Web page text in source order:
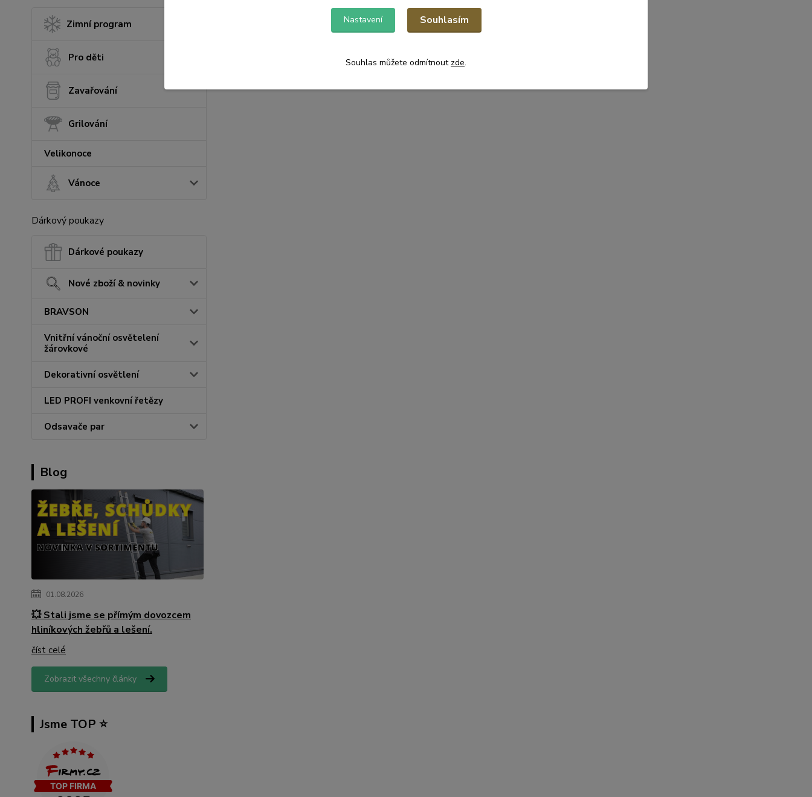
Zimní program
Pro děti
Zavařování
Grilování
Velikonoce
Vánoce
Dárkový poukazy
Dárkové poukazy
Nové zboží & novinky
BRAVSON
Vnitřní vánoční osvětelení
žárovkové
Dekorativní osvětlení
LED PROFI venkovní řetězy
Odsavače par
Blog
01.08.2026
💥 Stali jsme se přímým dovozcem
hliníkových žebřů a lešení.
číst celé
Zobrazit všechny články
Jsme TOP ⭐️
Nastavení Souhlasím
Souhlas můžete odmítnout zde.